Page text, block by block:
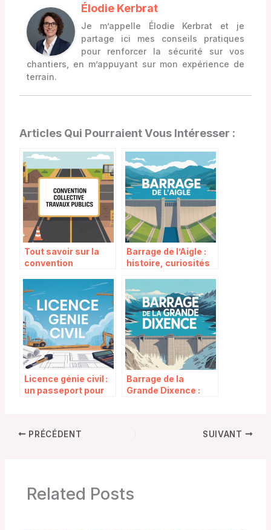
Élodie Kerbrat
Je m’appelle Élodie Kerbrat et je
partage ici mes conseils pratiques
pour renforcer la sécurité sur vos
chantiers, en m’appuyant sur mon expérience de
terrain.
Articles Qui Pourraient Vous Intéresser :
Tout savoir sur la
convention
travaux publics :
droits, salaires et
obligations
Barrage de l’Aigle :
histoire, curiosités
Massif central
Licence génie civil :
un passeport pour
Barrage de la
Grande Dixence :
PRÉCÉDENT SUIVANT
Related Posts